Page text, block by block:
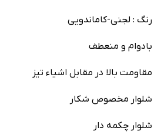
رنگ : لجنی-کاماندویی
بادوام و منعطف
مقاومت بالا در مقابل اشیاء تیز
شلوار مخصوص شکار
شلوار چکمه دار